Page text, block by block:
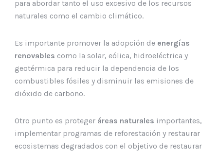
para abordar tanto el uso excesivo de los recursos
naturales como el cambio climático.
Es importante promover la adopción de energías
renovables como la solar, eólica, hidroeléctrica y
geotérmica para reducir la dependencia de los
combustibles fósiles y disminuir las emisiones de
dióxido de carbono.
Otro punto es proteger áreas naturales importantes,
implementar programas de reforestación y restaurar
ecosistemas degradados con el objetivo de restaurar